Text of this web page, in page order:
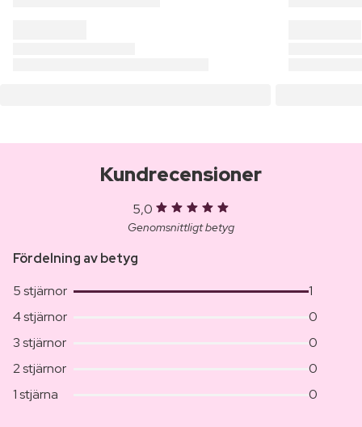
Kundrecensioner
5,0
Genomsnittligt betyg
Fördelning av betyg
5 stjärnor
1
4 stjärnor
0
3 stjärnor
0
2 stjärnor
0
1 stjärna
0